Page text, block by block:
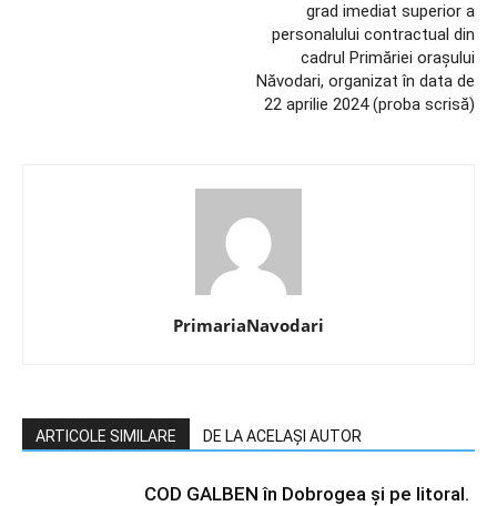
grad imediat superior a
personalului contractual din
cadrul Primăriei orașului
Năvodari, organizat în data de
22 aprilie 2024 (proba scrisă)
PrimariaNavodari
ARTICOLE SIMILARE DE LA ACELAȘI AUTOR
COD GALBEN în Dobrogea și pe litoral.